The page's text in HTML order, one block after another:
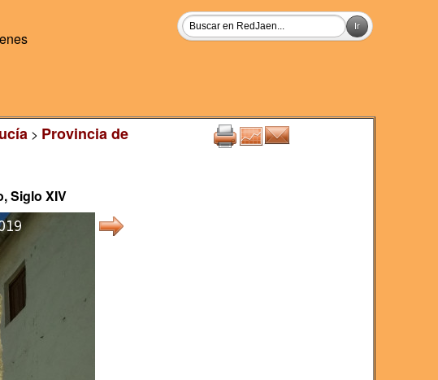
> Provincia de
Siglo XIV